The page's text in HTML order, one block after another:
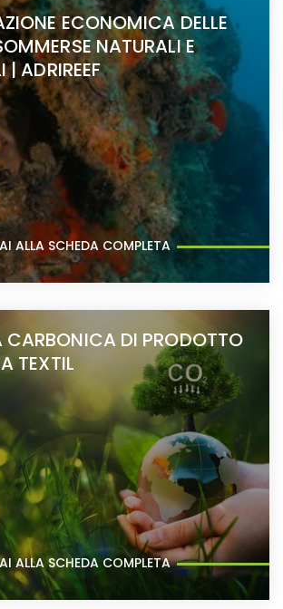
ECONOMICA DELLE
NATURALI E
| ADRIREEF
ALLA SCHEDA COMPLETA
CARBONICA DI PRODOTTO
TEXTIL
ALLA SCHEDA COMPLETA